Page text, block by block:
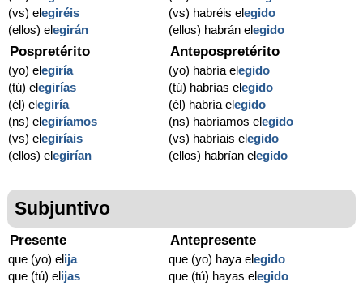
(vs) elegiréis
(ellos) elegirán
(vs) habréis elegido
(ellos) habrán elegido
Pospretérito
(yo) elegiría
(tú) elegirías
(él) elegiría
(ns) elegiríamos
(vs) elegiríais
(ellos) elegirían
Antepospretérito
(yo) habría elegido
(tú) habrías elegido
(él) habría elegido
(ns) habríamos elegido
(vs) habríais elegido
(ellos) habrían elegido
Subjuntivo
Presente
que (yo) elija
que (tú) elijas
Antepresente
que (yo) haya elegido
que (tú) hayas elegido